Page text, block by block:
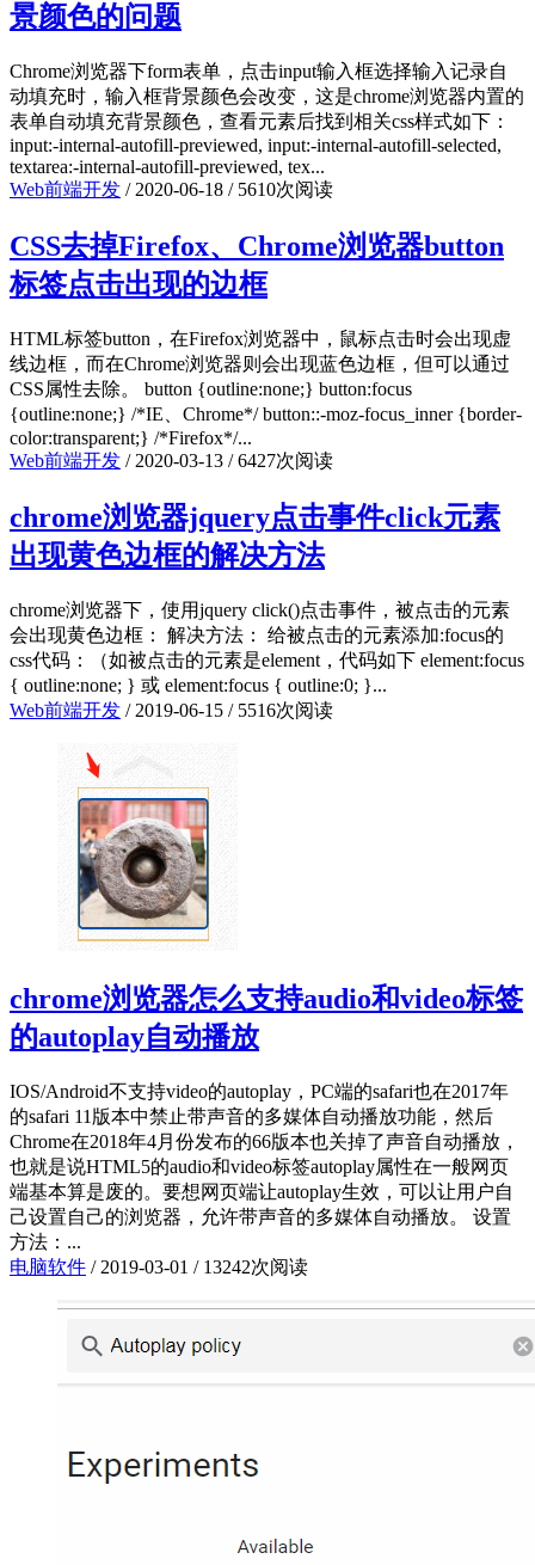
景颜色的问题
Chrome浏览器下form表单，点击input输入框选择输入记录自
动填充时，输入框背景颜色会改变，这是chrome浏览器内置的
表单自动填充背景颜色，查看元素后找到相关css样式如下：
input:-internal-autofill-previewed, input:-internal-autofill-selected,
textarea:-internal-autofill-previewed, tex...
Web前端开发 / 2020-06-18 / 5610次阅读
CSS去掉Firefox、Chrome浏览器button
标签点击出现的边框
HTML标签button，在Firefox浏览器中，鼠标点击时会出现虚
线边框，而在Chrome浏览器则会出现蓝色边框，但可以通过
CSS属性去除。 button {outline:none;} button:focus
{outline:none;} /*IE、Chrome*/ button::-moz-focus_inner {border-
color:transparent;} /*Firefox*/...
Web前端开发 / 2020-03-13 / 6427次阅读
chrome浏览器jquery点击事件click元素
出现黄色边框的解决方法
chrome浏览器下，使用jquery click()点击事件，被点击的元素
会出现黄色边框： 解决方法： 给被点击的元素添加:focus的
css代码：（如被点击的元素是element，代码如下 element:focus
{ outline:none; } 或 element:focus { outline:0; }...
Web前端开发 / 2019-06-15 / 5516次阅读
chrome浏览器怎么支持audio和video标签
的autoplay自动播放
IOS/Android不支持video的autoplay，PC端的safari也在2017年
的safari 11版本中禁止带声音的多媒体自动播放功能，然后
Chrome在2018年4月份发布的66版本也关掉了声音自动播放，
也就是说HTML5的audio和video标签autoplay属性在一般网页
端基本算是废的。要想网页端让autoplay生效，可以让用户自
己设置自己的浏览器，允许带声音的多媒体自动播放。 设置
方法：...
电脑软件 / 2019-03-01 / 13242次阅读